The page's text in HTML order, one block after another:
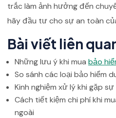
trắc làm ảnh hưởng đến
hãy đầu tư cho sự an toàn
Bài viết liên
Những lưu ý khi mua bảo
So sánh các loại bảo hiểm
Kinh nghiệm xử lý khi gặp
Cách tiết kiệm chi phí khi
ngoài